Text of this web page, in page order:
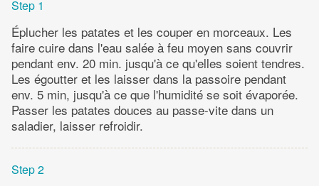
Step 1
Éplucher les patates et les couper en morceaux. Les
faire cuire dans l'eau salée à feu moyen sans couvrir
pendant env. 20 min. jusqu'à ce qu'elles soient tendres.
Les égoutter et les laisser dans la passoire pendant
env. 5 min, jusqu'à ce que l'humidité se soit évaporée.
Passer les patates douces au passe-vite dans un
saladier, laisser refroidir.
Step 2